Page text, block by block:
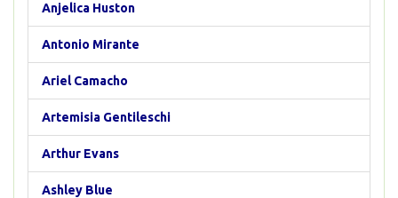
Anjelica Huston
Antonio Mirante
Ariel Camacho
Artemisia Gentileschi
Arthur Evans
Ashley Blue